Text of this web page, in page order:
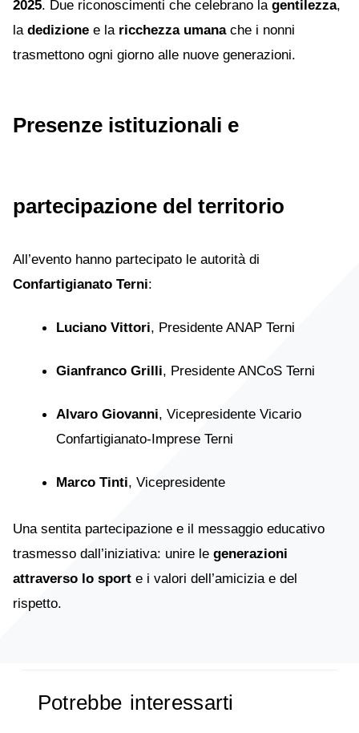
2025. Due riconoscimenti che celebrano la gentilezza,
la dedizione e la ricchezza umanache i nonni
trasmettono ogni giorno alle nuove generazioni.
Presenze istituzionali e
partecipazione del territorio
All’evento hanno partecipato le autorità di
Confartigianato Terni:
Luciano Vittori, Presidente ANAP Terni
Gianfranco Grilli, Presidente ANCoS Terni
Alvaro Giovanni, Vicepresidente Vicario
Confartigianato-Imprese Terni
Marco Tinti, Vicepresidente
Una sentita partecipazione e il messaggio educativo
trasmesso dall’iniziativa: unire le generazioni
attraverso lo sport e i valori dell’amicizia e del
rispetto.
Potrebbe interessarti